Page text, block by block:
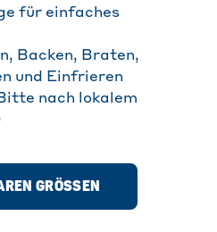
für einfaches
Backen, Braten,
und Einfrieren
nach lokalem
GRÖSSEN